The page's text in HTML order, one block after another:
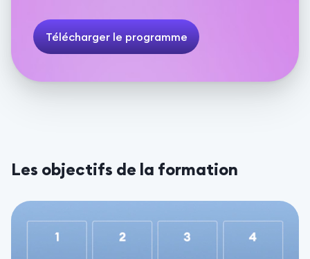
Télécharger le programme
Les objectifs de la formation